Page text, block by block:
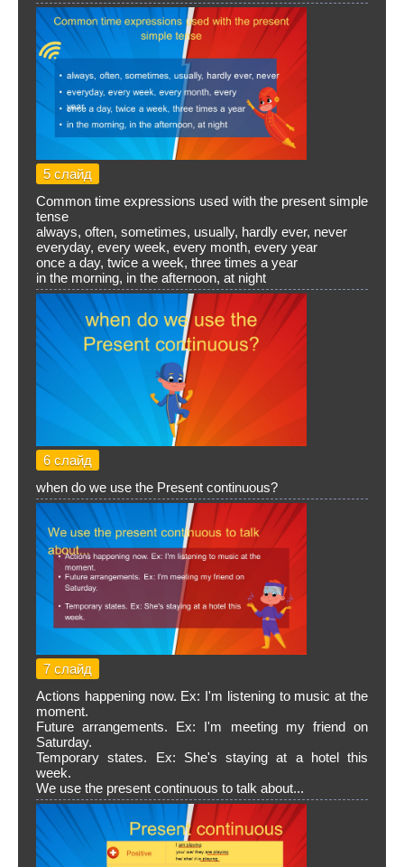
5 слайд
Common time expressions used with the present simple
tense
always, often, sometimes, usually, hardly ever, never
everyday, every week, every month, every year
once a day, twice a week, three times a year
in the morning, in the afternoon, at night
6 слайд
when do we use the Present continuous?
7 слайд
Actions happening now. Ex: I'm listening to music at the
moment.
Future arrangements. Ex: I'm meeting my friend on
Saturday.
Temporary states. Ex: She's staying at a hotel this
week.
We use the present continuous to talk about...